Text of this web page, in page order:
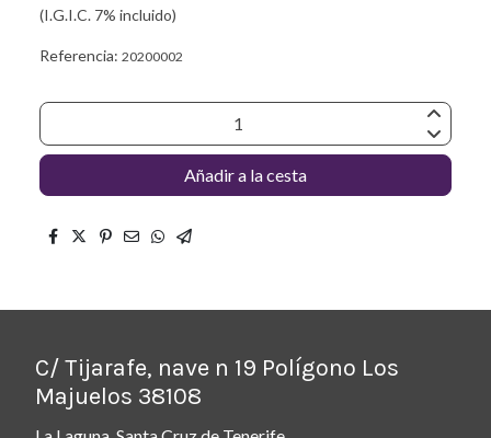
(I.G.I.C. 7% incluido)
Referencia: 20200002
Añadir a la cesta
C/ Tijarafe, nave n 19 Polígono Los
Majuelos 38108